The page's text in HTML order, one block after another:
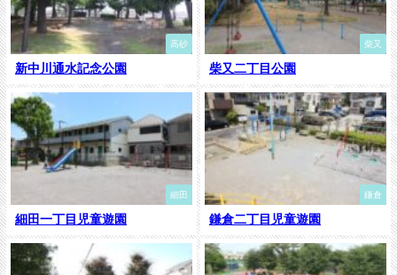
高砂
新中川通水記念公園
柴又
柴又二丁目公園
細田
細田一丁目児童遊園
鎌倉
鎌倉二丁目児童遊園